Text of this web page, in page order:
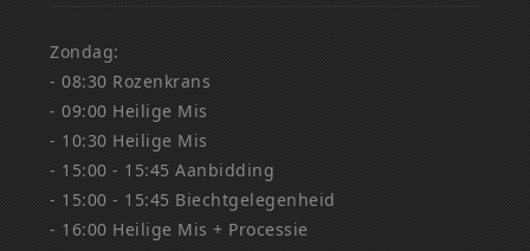
Zondag:
- 08:30 Rozenkrans
- 09:00 Heilige Mis
- 10:30 Heilige Mis
- 15:00 - 15:45 Aanbidding
- 15:00 - 15:45 Biechtgelegenheid
- 16:00 Heilige Mis + Processie